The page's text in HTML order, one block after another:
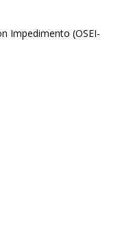
Impedimento (OSEI-